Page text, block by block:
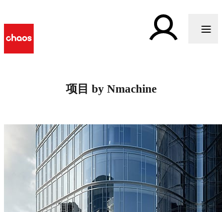
项目 by Nmachine